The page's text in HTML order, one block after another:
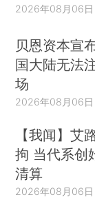
2026年08月06日
贝恩资本宣
国大陆无法
场
2026年08月06日
【我闻】艾
拘 当代系创
清算
2026年08月06日